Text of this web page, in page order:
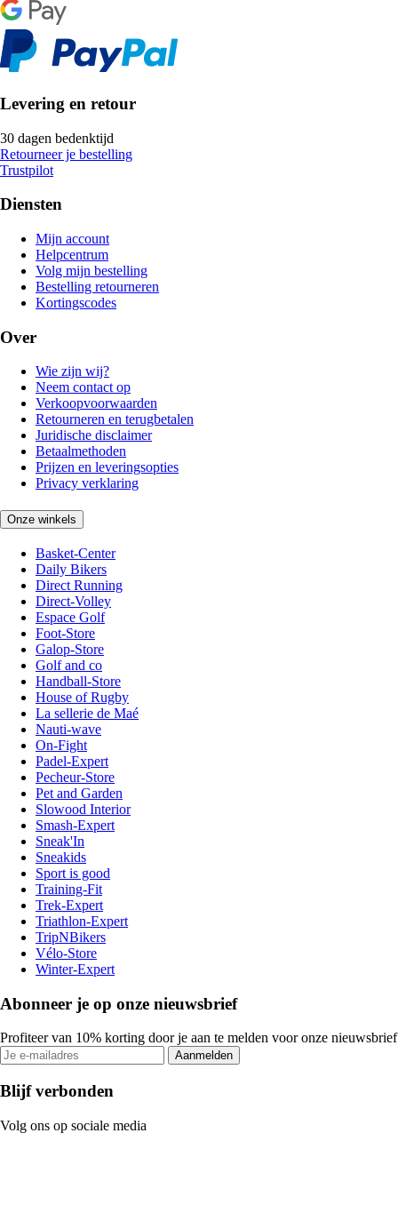
Levering en retour
30 dagen bedenktijd
Retourneer je bestelling
Trustpilot
Diensten
Mijn account
Helpcentrum
Volg mijn bestelling
Bestelling retourneren
Kortingscodes
Over
Wie zijn wij?
Neem contact op
Verkoopvoorwaarden
Retourneren en terugbetalen
Juridische disclaimer
Betaalmethoden
Prijzen en leveringsopties
Privacy verklaring
Onze winkels
Basket-Center
Daily Bikers
Direct Running
Direct-Volley
Espace Golf
Foot-Store
Galop-Store
Golf and co
Handball-Store
House of Rugby
La sellerie de Maé
Nauti-wave
On-Fight
Padel-Expert
Pecheur-Store
Pet and Garden
Slowood Interior
Smash-Expert
Sneak'In
Sneakids
Sport is good
Training-Fit
Trek-Expert
Triathlon-Expert
TripNBikers
Vélo-Store
Winter-Expert
Abonneer je op onze nieuwsbrief
Profiteer van 10% korting door je aan te melden voor onze nieuwsbrief
Aanmelden
Blijf verbonden
Volg ons op sociale media